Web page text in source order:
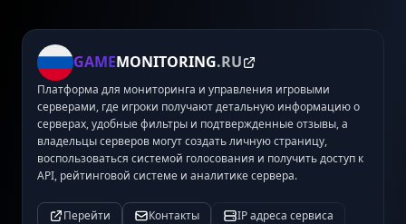
GAMEMONITORING.RU
Платформа для мониторинга и управления игровыми
серверами, где игроки получают детальную информацию о
серверах, удобные фильтры и подтвержденные отзывы, а
владельцы серверов могут создать личную страницу,
воспользоваться системой голосования и получить доступ к
API, рейтинговой системе и аналитике сервера.
Перейти Контакты IP адреса сервиса